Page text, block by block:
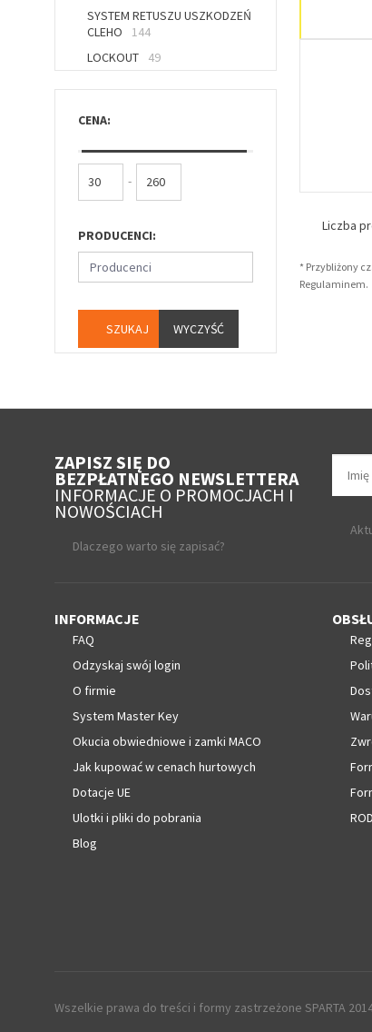
SYSTEM RETUSZU USZKODZEŃ
CLEHO
144
LOCKOUT
49
CENA:
-
PRODUCENCI:
Producenci
WYCZYŚĆ
Liczba
* Przybliżony
Regulaminem.
ZAPISZ SIĘ DO
BEZPŁATNEGO NEWSLETTERA
INFORMACJE O PROMOCJACH I
NOWOŚCIACH
Dlaczego warto się zapisać?
INFORMACJE
FAQ
Odzyskaj swój login
O firmie
System Master Key
Okucia obwiedniowe i zamki MACO
Jak kupować w cenach hurtowych
Dotacje UE
Ulotki i pliki do pobrania
Blog
Wszelkie prawa do treści i formy zastrzeżone SPARTA